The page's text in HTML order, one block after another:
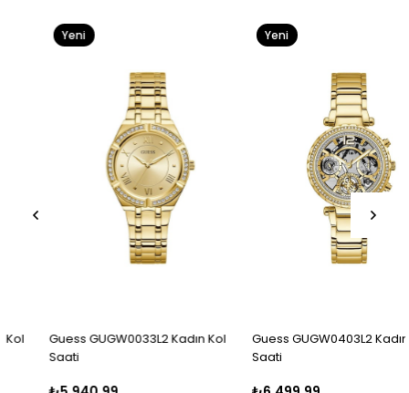
Guess GUGW0033L2 Kadın Kol
Guess GUGW0403L2 Kadın Kol